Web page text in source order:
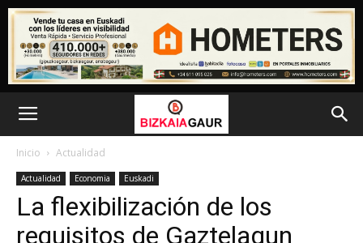
Inicio Actualidad
Actualidad Economia Euskadi
La flexibilización de los
requisitos de Gaztelagun